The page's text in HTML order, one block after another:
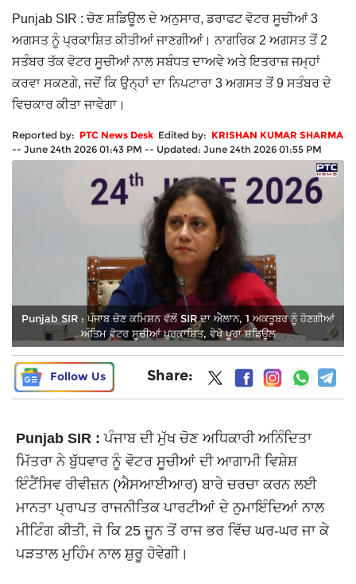
Punjab SIR : ਚੋਣ ਸ਼ਡਿਊਲ ਦੇ ਅਨੁਸਾਰ, ਡਰਾਫਟ ਵੋਟਰ ਸੂਚੀਆਂ 3
ਅਗਸਤ ਨੂੰ ਪ੍ਰਕਾਸ਼ਿਤ ਕੀਤੀਆਂ ਜਾਣਗੀਆਂ। ਨਾਗਰਿਕ 2 ਅਗਸਤ ਤੋਂ 2
ਸਤੰਬਰ ਤੱਕ ਵੋਟਰ ਸੂਚੀਆਂ ਨਾਲ ਸਬੰਧਤ ਦਾਅਵੇ ਅਤੇ ਇਤਰਾਜ਼ ਜਮ੍ਹਾਂ
ਕਰਵਾ ਸਕਣਗੇ, ਜਦੋਂ ਕਿ ਉਨ੍ਹਾਂ ਦਾ ਨਿਪਟਾਰਾ 3 ਅਗਸਤ ਤੋਂ 9 ਸਤੰਬਰ ਦੇ
ਵਿਚਕਾਰ ਕੀਤਾ ਜਾਵੇਗਾ।
Reported by: PTC News Desk Edited by: KRISHAN KUMAR SHARMA
-- June 24th 2026 01:43 PM -- Updated: June 24th 2026 01:55 PM
Punjab SIR : ਪੰਜਾਬ ਚੋਣ ਕਮਿਸ਼ਨ ਵੱਲੋਂ SIR ਦਾ ਐਲਾਨ, 1 ਅਕਤੂਬਰ ਨੂੰ ਹੋਣਗੀਆਂ
ਅੰਤਿਮ ਵੋਟਰ ਸੂਚੀਆਂ ਪ੍ਰਕਾਸ਼ਿਤ, ਵੇਖੋ ਪੂਰਾ ਸ਼ਡਿਊਲ
Follow Us Share:
Punjab SIR : ਪੰਜਾਬ ਦੀ ਮੁੱਖ ਚੋਣ ਅਧਿਕਾਰੀ ਅਨਿੰਦਿਤਾ
ਮਿੱਤਰਾ ਨੇ ਬੁੱਧਵਾਰ ਨੂੰ ਵੋਟਰ ਸੂਚੀਆਂ ਦੀ ਆਗਾਮੀ ਵਿਸ਼ੇਸ਼
ਇੰਟੈਂਸਿਵ ਰੀਵੀਜ਼ਨ (ਐਸਆਈਆਰ) ਬਾਰੇ ਚਰਚਾ ਕਰਨ ਲਈ
ਮਾਨਤਾ ਪ੍ਰਾਪਤ ਰਾਜਨੀਤਿਕ ਪਾਰਟੀਆਂ ਦੇ ਨੁਮਾਇੰਦਿਆਂ ਨਾਲ
ਮੀਟਿੰਗ ਕੀਤੀ, ਜੋ ਕਿ 25 ਜੂਨ ਤੋਂ ਰਾਜ ਭਰ ਵਿੱਚ ਘਰ-ਘਰ ਜਾ ਕੇ
ਪੜਤਾਲ ਮੁਹਿੰਮ ਨਾਲ ਸ਼ੁਰੂ ਹੋਵੇਗੀ।